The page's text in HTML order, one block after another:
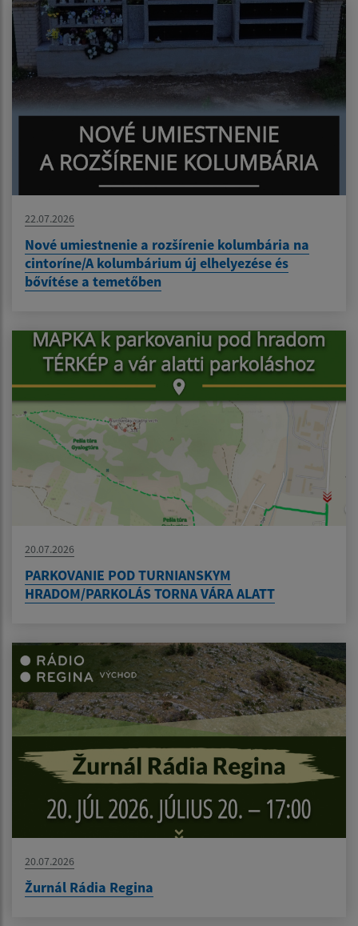
22.07.2026
Nové umiestnenie a rozšírenie kolumbária na
cintoríne/A kolumbárium új elhelyezése és
bővítése a temetőben
20.07.2026
PARKOVANIE POD TURNIANSKYM
HRADOM/PARKOLÁS TORNA VÁRA ALATT
20.07.2026
Žurnál Rádia Regina